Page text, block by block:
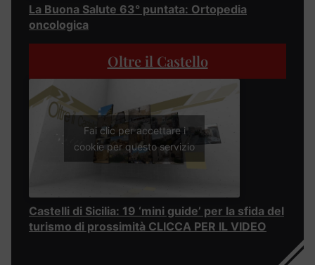
La Buona Salute 63° puntata: Ortopedia
oncologica
Oltre il Castello
Fai clic per accettare i
cookie per questo servizio
Castelli di Sicilia: 19 ‘mini guide’ per la sfida del
turismo di prossimità CLICCA PER IL VIDEO